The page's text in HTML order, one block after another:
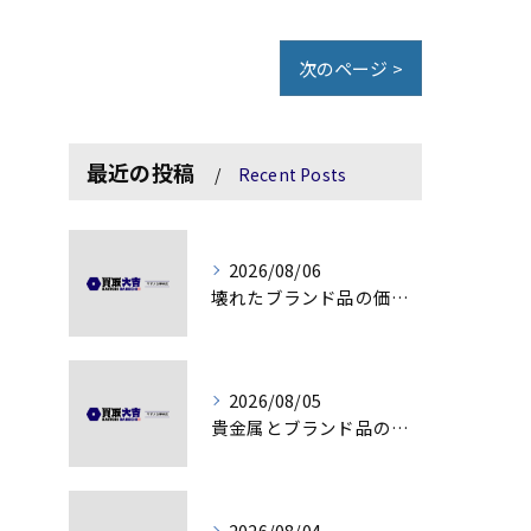
次のページ >
最近の投稿 Recent Posts
2026/08/06
壊れたブランド品の価値を見極める技術とは
2026/08/05
貴金属とブランド品の価値変動を見極める方法